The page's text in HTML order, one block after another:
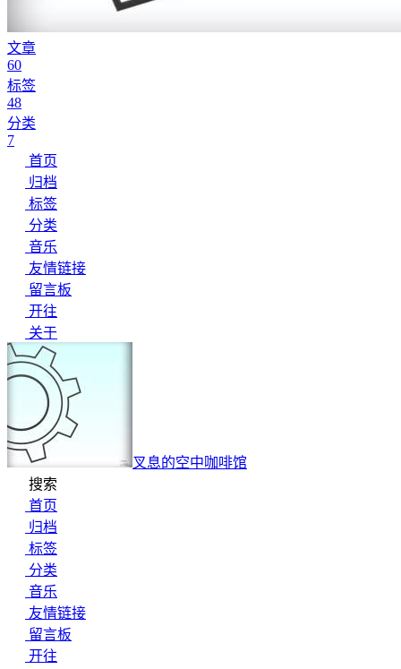
文章
60
标签
48
分类
7
首页
归档
标签
分类
音乐
友情链接
留言板
开往
关于
叉息的空中咖啡馆
搜索
首页
归档
标签
分类
音乐
友情链接
留言板
开往